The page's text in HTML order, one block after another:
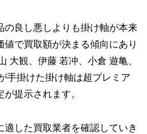
の良し悪しよりも掛け軸が本来
で買取額が決まる傾向にあり
大観、伊藤 若冲、小倉 遊亀、
手掛けた掛け軸は超プレミア
提示されます。
した買取業者を確認していき